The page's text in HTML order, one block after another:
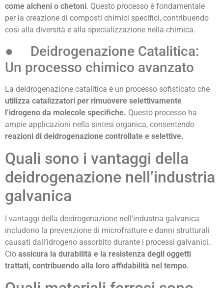
come alcheni o chetoni. Questo processo è fondamentale
per la creazione di composti chimici specifici, contribuendo
così alla diversità e alla specializzazione nella chimica.
● Deidrogenazione Catalitica:
Un processo chimico avanzato
La deidrogenazione catalitica è un processo sofisticato che
utilizza catalizzatori per rimuovere selettivamente
l’idrogeno da molecole specifiche. Questo processo ha
ampie applicazioni nella sintesi organica, consentendo
reazioni di deidrogenazione controllate e selettive.
Quali sono i vantaggi della
deidrogenazione nell’industria
galvanica
I vantaggi della deidrogenazione nell’industria galvanica
includono la prevenzione di microfratture e danni strutturali
causati dall’idrogeno assorbito durante i processi galvanici.
Ciò assicura la durabilità e la resistenza degli oggetti
trattati, contribuendo alla loro affidabilità nel tempo.